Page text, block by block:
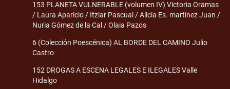
153 PLANETA VULNERABLE (volumen IV) Victoria Oramas
/ Laura Aparicio / Itziar Pascual / Alicia Es. martínez Juan /
Nuria Gómez de la Cal / Olaia Pazos
6 (Colección Poescénica) AL BORDE DEL CAMINO Julio
Castro
152 DROGAS A ESCENA LEGALES E ILEGALES Valle
Hidalgo